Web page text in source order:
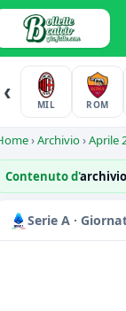
‹
MIL ROM
›Archivio›Aprile
Contenuto d'archivio
Serie A ·